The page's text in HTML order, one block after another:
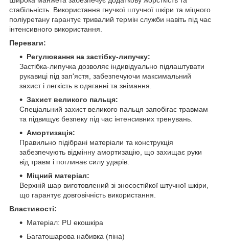
стабільність. Використання гнучкої штучної шкіри та міцного
поліуретану гарантує тривалий термін служби навіть під час
інтенсивного використання.
Переваги:
Регулювання на застібку-липучку:
Застібка-липучка дозволяє індивідуально підлаштувати
рукавиці під зап'ястя, забезпечуючи максимальний
захист і легкість в одяганні та знімання.
Захист великого пальця:
Спеціальний захист великого пальця запобігає травмам
та підвищує безпеку під час інтенсивних тренувань.
Амортизація:
Правильно підібрані матеріали та конструкція
забезпечують відмінну амортизацію, що захищає руки
від травм і поглинає силу ударів.
Міцний матеріал:
Верхній шар виготовлений зі зносостійкої штучної шкіри,
що гарантує довговічність використання.
Властивості:
Матеріал: PU екошкіра
Багатошарова набивка (піна)